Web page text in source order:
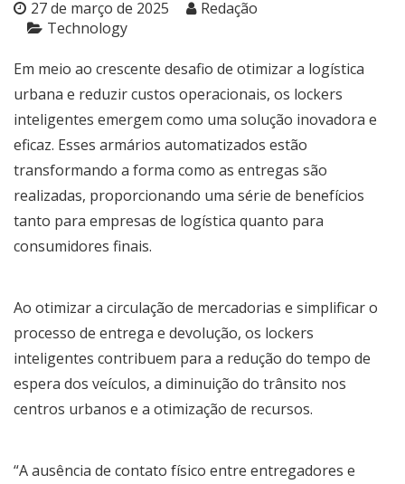
27 de março de 2025
Redação
Technology
Em meio ao crescente desafio de otimizar a logística
urbana e reduzir custos operacionais, os lockers
inteligentes emergem como uma solução inovadora e
eficaz. Esses armários automatizados estão
transformando a forma como as entregas são
realizadas, proporcionando uma série de benefícios
tanto para empresas de logística quanto para
consumidores finais.
Ao otimizar a circulação de mercadorias e simplificar o
processo de entrega e devolução, os lockers
inteligentes contribuem para a redução do tempo de
espera dos veículos, a diminuição do trânsito nos
centros urbanos e a otimização de recursos.
“A ausência de contato físico entre entregadores e